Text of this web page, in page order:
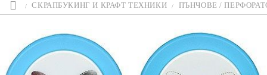
СКРАПБУКИНГ И КРАФТ ТЕХНИКИ ПЪНЧОВЕ /